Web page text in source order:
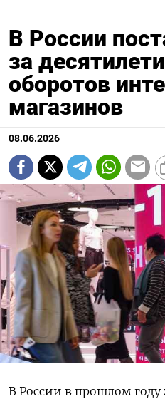
В России
за
оборотов
магазинов
08.06.2026
В России в прошлом